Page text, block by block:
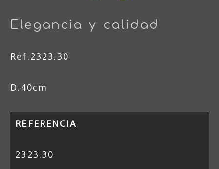
Elegancia y calidad
Ref.2323.30
D.40cm
REFERENCIA
2323.30